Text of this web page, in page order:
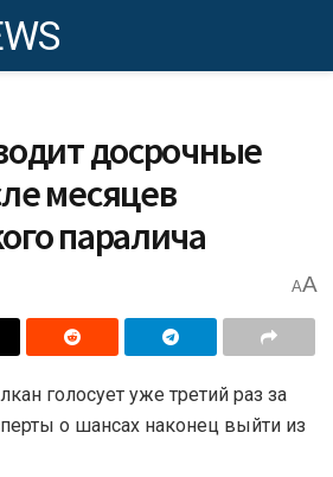
досрочные
месяцев
паралича
AA
голосует уже третий раз за
о шансах наконец выйти из